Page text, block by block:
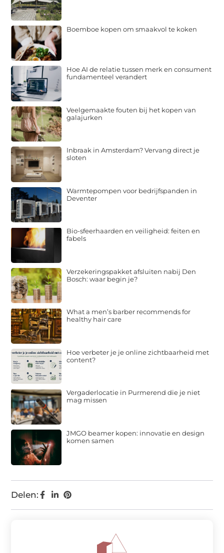
Delen:
Boemboe kopen om smaakvol te koken
Hoe AI de relatie tussen merk en consument
fundamenteel verandert
Veelgemaakte fouten bij het kopen van
galajurken
Inbraak in Amsterdam? Vervang direct je
sloten
Warmtepompen voor bedrijfspanden in
Deventer
Bio-sfeerhaarden en veiligheid: feiten en
fabels
Verzekeringspakket afsluiten nabij Den
Bosch: waar begin je?
What a men’s barber recommends for
healthy hair care
Hoe verbeter je je online zichtbaarheid met
content?
Vergaderlocatie in Purmerend die je niet
mag missen
JMGO beamer kopen: innovatie en design
komen samen